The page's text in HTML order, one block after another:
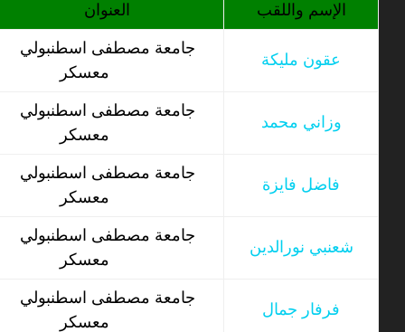
العنوان الإسم واللقب
جامعة مصطفى اسطنبولي
عقون مليكة
جامعة مصطفى اسطنبولي
وزاني محمد
جامعة مصطفى اسطنبولي
فاضل فايزة
جامعة مصطفى اسطنبولي
شعنبي نورالدين
جامعة مصطفى اسطنبولي
فرفار جمال